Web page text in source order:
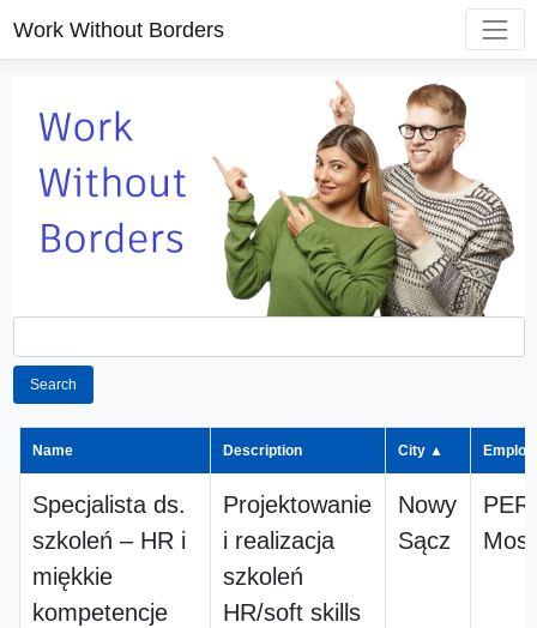
Work Without Borders
Search
Name Description City ▲
Specjalista ds.
szkoleń – HR i
miękkie
kompetencje
Projektowanie
i realizacja
szkoleń
HR/soft skills
Nowy
Sącz
Mos